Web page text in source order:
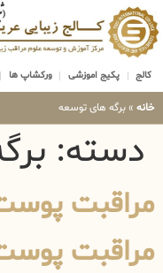
کالج پکیج اموزشی ورکشاپ ها
خانه » برگه های توسعه
دسته:
مراقبت
مراقبت